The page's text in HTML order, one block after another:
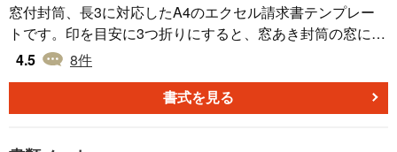
窓付封筒、長3に対応したA4のエクセル請求書テンプレー
トです。印を目安に3つ折りにすると、窓あき封筒の窓に送
付先の住所と名前が合うようになっています。excelデータ
4.5 8件
書式を見る